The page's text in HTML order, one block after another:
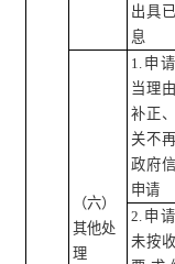
出具
息
（六）
其他处
理
1.申
当理
补正
关不
政府
申请
2.申
未按